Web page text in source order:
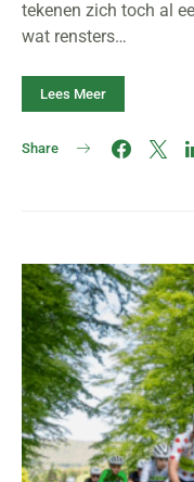
tekenen zich toch al
wat rensters…
Lees Meer
Share